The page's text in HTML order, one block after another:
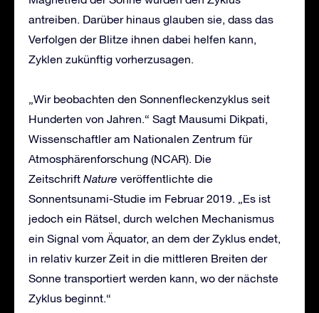
antreiben. Darüber hinaus glauben sie, dass das
Verfolgen der Blitze ihnen dabei helfen kann,
Zyklen zukünftig vorherzusagen.
„Wir beobachten den Sonnenfleckenzyklus seit
Hunderten von Jahren.“ Sagt Mausumi Dikpati,
Wissenschaftler am Nationalen Zentrum für
Atmosphärenforschung (NCAR). Die
Zeitschrift Nature veröffentlichte die
Sonnentsunami-Studie im Februar 2019. „Es ist
jedoch ein Rätsel, durch welchen Mechanismus
ein Signal vom Äquator, an dem der Zyklus endet,
in relativ kurzer Zeit in die mittleren Breiten der
Sonne transportiert werden kann, wo der nächste
Zyklus beginnt.“